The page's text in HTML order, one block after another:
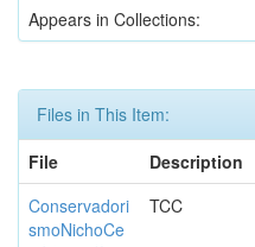
Appears in Collections:
Files in This Item:
File
Description
Conservadori
smoNichoCe
TCC